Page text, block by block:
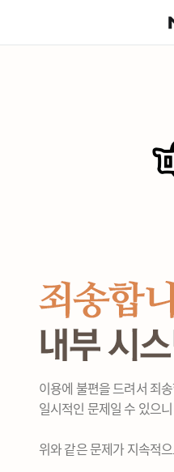
이용에 불편을 드려서 죄
일시적인 문제일 수 있으
위와 같은 문제가 지속적